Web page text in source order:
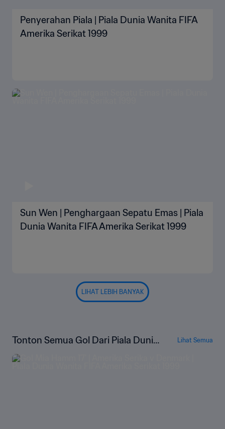
Penyerahan Piala | Piala Dunia Wanita FIFA
Amerika Serikat 1999
Sun Wen | Penghargaan Sepatu Emas | Piala
Dunia Wanita FIFA Amerika Serikat 1999
LIHAT LEBIH BANYAK
Tonton Semua Gol Dari Piala Dunia
Wanita FIFA Amerika Serikat 1999
Lihat Semua